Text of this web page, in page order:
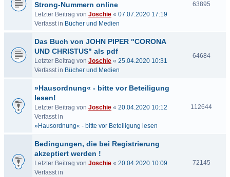
Strong-Nummern online
Letzter Beitrag von Joschie « 07.07.2020 17:19
Verfasst in Bücher und Medien
63895
Das Buch von JOHN PIPER "CORONA
UND CHRISTUS" als pdf
Letzter Beitrag von Joschie « 25.04.2020 10:31
Verfasst in Bücher und Medien
64684
»Hausordnung« - bitte vor Beteiligung
lesen!
Letzter Beitrag von Joschie « 20.04.2020 10:12
Verfasst in
»Hausordnung« - bitte vor Beteiligung lesen
112644
Bedingungen, die bei Registrierung
akzeptiert werden !
Letzter Beitrag von Joschie « 20.04.2020 10:09
Verfasst in
72145